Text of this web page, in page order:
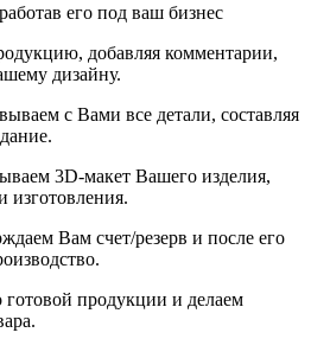
его под ваш бизнес
добавляя комментарии,
дизайну.
с Вами все детали, составляя
3D-макет Вашего изделия,
изготовления.
Вам счет/резерв и после его
продукции и делаем